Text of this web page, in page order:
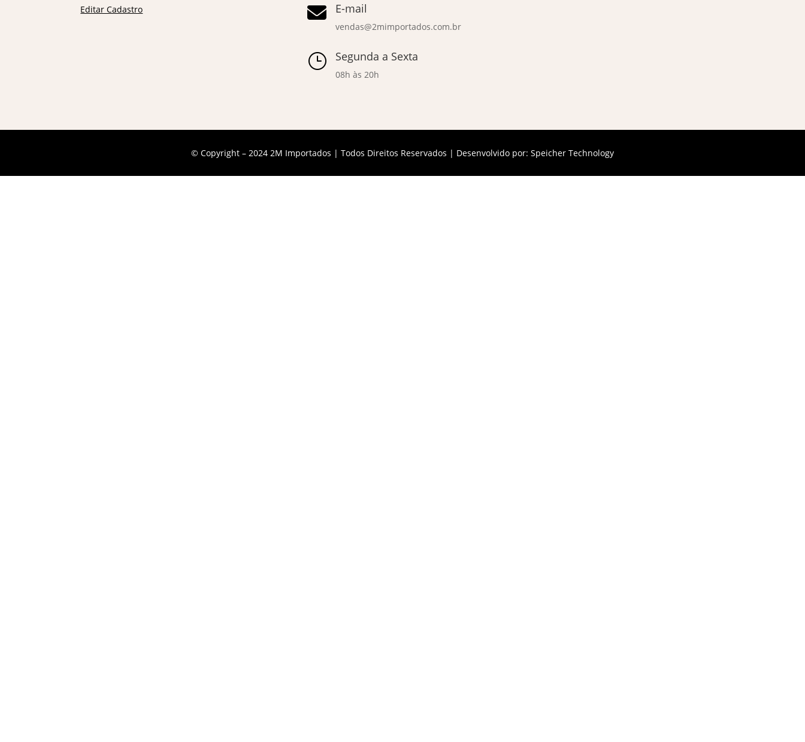
Editar Cadastro
 E-mail
vendas@2mimportados.com.br
} Segunda a Sexta
08h às 20h
© Copyright – 2024 2M Importados | Todos Direitos Reservados | Desenvolvido por: Speicher Technology